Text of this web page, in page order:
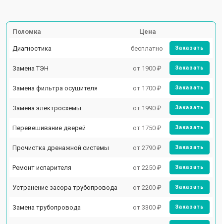
Поломка Цена
Диагностика бесплатно Заказать
Замена ТЭН от 1900 ₽ Заказать
Замена фильтра осушителя от 1700 ₽ Заказать
Замена электросхемы от 1990 ₽ Заказать
Перевешивание дверей от 1750 ₽ Заказать
Прочистка дренажной системы от 2790 ₽ Заказать
Ремонт испарителя от 2250 ₽ Заказать
Устранение засора трубопровода от 2200 ₽ Заказать
Замена трубопровода от 3300 ₽ Заказать